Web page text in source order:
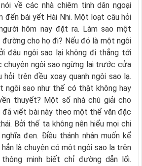
về các nhà chiêm tinh dân ngoại
đến bái yết Hài Nhi. Một loạt câu hỏi
hôm nay đặt ra. Làm sao một
cho họ đi? Nếu đó là một ngôi
đâu ngôi sao lại không đi thẳng tới
chuyện ngôi sao ngừng lại trước cửa
hỏi trên đều xoay quanh ngôi sao lạ.
ngôi sao như thế có thật không hay
thuyết? Một số nhà chú giải cho
viết bài này theo một thể văn đặc
Bởi thế ta không nên hiểu mọi chi
đen. Ðiều thánh nhân muốn kể
là chuyện có một ngôi sao lạ trên
minh biết chỉ đường dẫn lối.